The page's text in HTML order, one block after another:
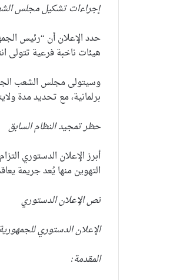
إجراءات تشكيل مجلس
حدد الإعلان أن “رئيس
هيئات ناخبة فرعية تتولى
وسيتولى مجلس الشعب
برلمانية، مع تحديد مدة ولايته بـ 30 شهراً قابلة
حظر تمجيد النظام السابق
أبرز الإعلان الدستوري
التهوين منها يُعد جريمة
نص الإعلان الدستوري
الإعلان الدستوري
المقدمة: